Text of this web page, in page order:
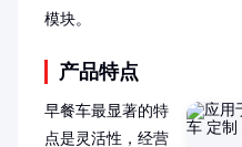
模块。
产品特点
早餐车最显著的特
点是灵活性，经营